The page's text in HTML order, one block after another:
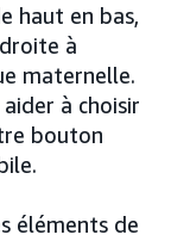
haut en bas,
à
maternelle.
à choisir
bouton
éléments de